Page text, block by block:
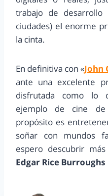
trabajo de desarrollo
ciudades) el enorme
la cinta.
En definitiva con «John
ante una excelente
disfrutada como lo
ejemplo de cine de
propósito es
soñar con mundos
espero descubrir
Edgar Rice Burroughs